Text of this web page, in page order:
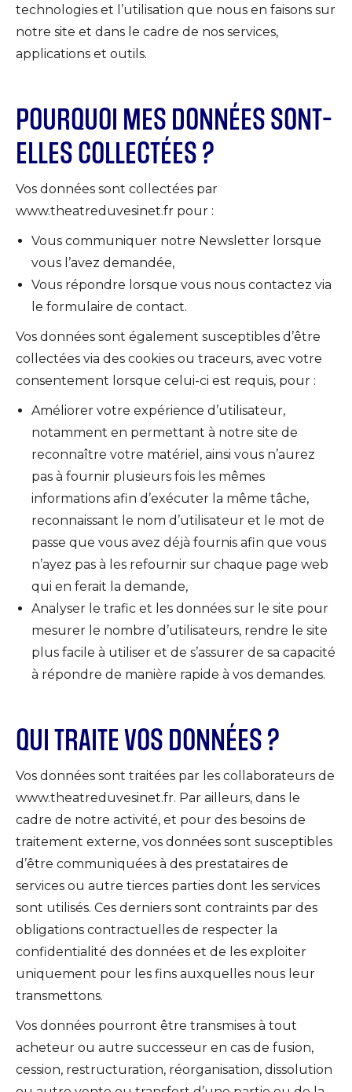
technologies et l’utilisation que nous en faisons sur
notre site et dans le cadre de nos services,
applications et outils.
POURQUOI MES DONNÉES SONT-
ELLES COLLECTÉES ?
Vos données sont collectées par
www.theatreduvesinet.fr pour :
Vous communiquer notre Newsletter lorsque
vous l’avez demandée,
Vous répondre lorsque vous nous contactez via
le formulaire de contact.
Vos données sont également susceptibles d’être
collectées via des cookies ou traceurs, avec votre
consentement lorsque celui-ci est requis, pour :
Améliorer votre expérience d’utilisateur,
notamment en permettant à notre site de
reconnaître votre matériel, ainsi vous n’aurez
pas à fournir plusieurs fois les mêmes
informations afin d’exécuter la même tâche,
reconnaissant le nom d’utilisateur et le mot de
passe que vous avez déjà fournis afin que vous
n’ayez pas à les refournir sur chaque page web
qui en ferait la demande,
Analyser le trafic et les données sur le site pour
mesurer le nombre d’utilisateurs, rendre le site
plus facile à utiliser et de s’assurer de sa capacité
à répondre de manière rapide à vos demandes.
QUI TRAITE VOS DONNÉES ?
Vos données sont traitées par les collaborateurs de
www.theatreduvesinet.fr. Par ailleurs, dans le
cadre de notre activité, et pour des besoins de
traitement externe, vos données sont susceptibles
d’être communiquées à des prestataires de
services ou autre tierces parties dont les services
sont utilisés. Ces derniers sont contraints par des
obligations contractuelles de respecter la
confidentialité des données et de les exploiter
uniquement pour les fins auxquelles nous leur
transmettons.
Vos données pourront être transmises à tout
acheteur ou autre successeur en cas de fusion,
cession, restructuration, réorganisation, dissolution